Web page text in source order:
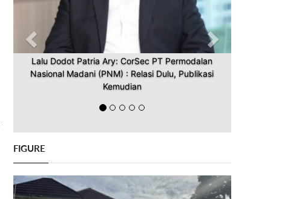
Lalu Dodot Patria Ary: CorSec PT Permodalan
Nasional Madani (PNM) : Relasi Dulu, Publikasi
Kemudian
FIGURE
Previous Next